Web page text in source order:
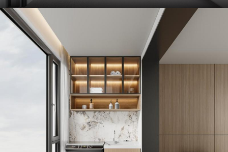
新标赋能中心
加盟合作